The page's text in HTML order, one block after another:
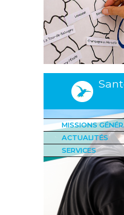
MISSIONS
ACTUALITÉS
SERVICES